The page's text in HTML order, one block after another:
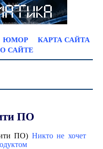
ЮМОР
КАРТА САЙТА
О САЙТЕ
ПО
ПО) Никто не хочет